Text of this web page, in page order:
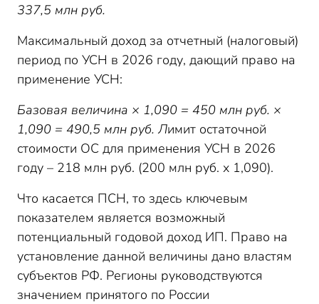
337,5 млн руб.
Максимальный доход за отчетный (налоговый)
период по УСН в 2026 году, дающий право на
применение УСН:
Базовая величина × 1,090 = 450 млн руб. ×
1,090 = 490,5 млн руб. Лимит остаточной
стоимости ОС для применения УСН в 2026
году – 218 млн руб. (200 млн руб. х 1,090).
Что касается ПСН, то здесь ключевым
показателем является возможный
потенциальный годовой доход ИП. Право на
установление данной величины дано властям
субъектов РФ. Регионы руководствуются
значением принятого по России